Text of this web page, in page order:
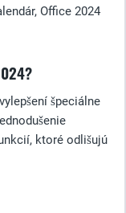
Office 2024
špeciálne
ktoré odlišujú